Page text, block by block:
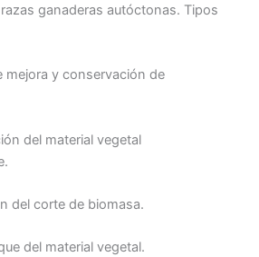
ganaderas autóctonas. Tipos
mejora y conservación de
del material vegetal
del corte de biomasa.
del material vegetal.